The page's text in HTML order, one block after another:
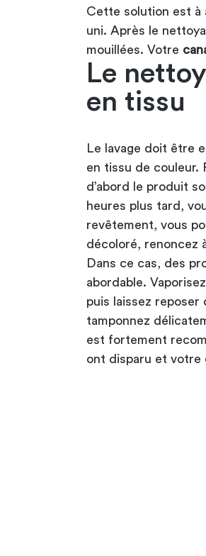
Cette solution est à
uni. Après le
mouillées. Votre
Le
en tissu
Le lavage doit être
en tissu de couleur.
d’abord le produit
heures plus tard,
revêtement, vous
décoloré, renoncez
Dans ce cas, des
abordable.
puis laissez reposer
tamponnez
est fortement
ont disparu et votre